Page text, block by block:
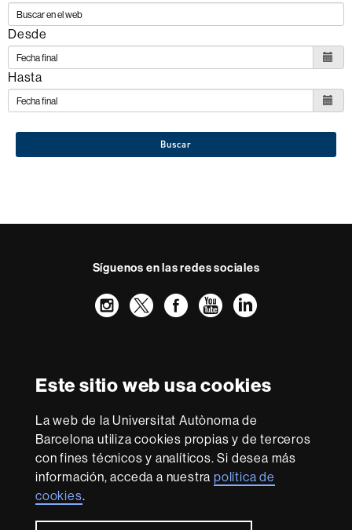
Este sitio web usa cookies
La web de la Universitat Autònoma de
Barcelona utiliza cookies propias y de terceros
con fines técnicos y analíticos. Si desea más
información, acceda a nuestrapolítica de
cookies.
Desde
Hasta
Buscar
Síguenos en las redes sociales
Instagram
TwitterFacebook
Youtube
LinkedIn
Excellence
Research
-
Euraxess
Con la financiación de
Sobre
esta